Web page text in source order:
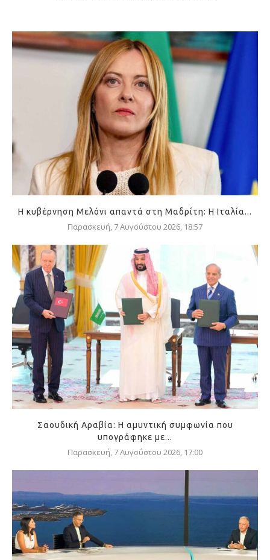
Η κυβέρνηση Μελόνι απαντά στη Μαδρίτη: Η Ιταλία...
Παρασκευή, 7 Αυγούστου 2026, 18:57
Σαουδική Αραβία: Η αμυντική συμφωνία που
υπογράφηκε με...
Παρασκευή, 7 Αυγούστου 2026, 17:00